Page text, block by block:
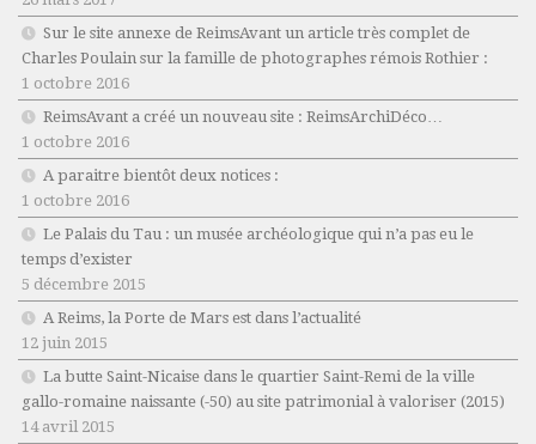
Sur le site annexe de ReimsAvant un article très complet de
Charles Poulain sur la famille de photographes rémois Rothier :
1 octobre 2016
ReimsAvant a créé un nouveau site : ReimsArchiDéco…
1 octobre 2016
A paraitre bientôt deux notices :
1 octobre 2016
Le Palais du Tau : un musée archéologique qui n’a pas eu le
temps d’exister
5 décembre 2015
A Reims, la Porte de Mars est dans l’actualité
12 juin 2015
La butte Saint-Nicaise dans le quartier Saint-Remi de la ville
gallo-romaine naissante (-50) au site patrimonial à valoriser (2015)
14 avril 2015